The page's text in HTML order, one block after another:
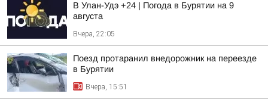
В Улан-Удэ +24 | Погода в Бурятии на 9
августа
Вчера, 22:05
Поезд протаранил внедорожник на переезде
в Бурятии
Вчера, 15:51